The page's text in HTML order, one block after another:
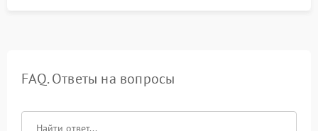
FAQ. Ответы на вопросы